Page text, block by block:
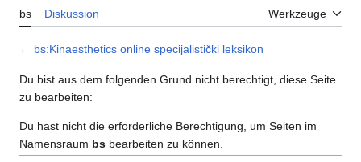
bs Diskussion Werkzeuge
← bs:Kinaesthetics online specijalistički leksikon
Du bist aus dem folgenden Grund nicht berechtigt, diese Seite
zu bearbeiten:
Du hast nicht die erforderliche Berechtigung, um Seiten im
Namensraum bs bearbeiten zu können.